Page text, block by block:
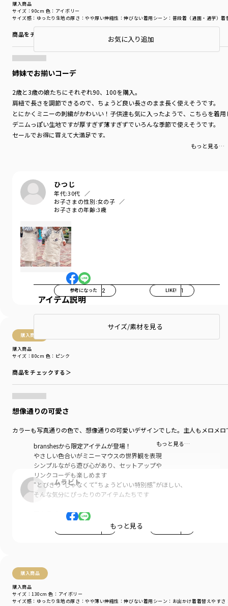
購入商品
サイズ感 ：ゆったり 生地の厚さ ：やや厚い伸縮性 ：伸びない着用シーン ：普段着（通園・通学）着
サイズ：90cm 色：アイボリー
商品をチェックする＞
姉妹でお揃いコーデ
2歳と3歳の娘たちにそれぞれ90、100を購入。
肩紐で長さを調節できるので、ちょうど良い長さのまま長く使えそうです。
とにかくミニーの刺繍がかわいい！子供達も気に入ったようで、こちらを着
デニムっぽい生地ですが厚すぎず薄すぎずでいろんな季節で使えそうです。
セールでお得に買えて大満足です。
もっと見る…
ひつじ
年代:30代
お子さまの性別:女の子
お子さまの年齢:3歳
参考になった 2 LIKE! 1
購入商品
購入商品
サイズ：80cm 色：ピンク
商品をチェックする＞
想像通りの可愛さ
カラーも写真通りの色で、想像通りの可愛いデザインでした。主人もメロメロ
もっと見る…
ムラビト
購入商品
購入商品
サイズ感 ：ゆったり 生地の厚さ ：やや薄い伸縮性 ：伸びない着用シーン ：お出かけ着着替えやすさ
サイズ：130cm 色：アイボリー
店頭在庫を確認するお気に入り追加
アイテム説明
サイズ/素材を見る
branshesから限定アイテムが登場！
やさしい色合いがミニーマウスの世界観を表現
シンプルながら遊び心があり、セットアップや
リンクコーデも楽しめます
“とびきり”じゃなくて“ちょうどいい特別感”がほしい、
そんな気分にぴったりのアイテムたちです
■商品ポイント
前ポケットにミニーマウスの刺繍をあしらった、
特別感のあるジャンパースカート
可愛さを引き立ててくれます
シンプルなデザインなので、インナーを選ばず
着回しやすいのも嬉しいポイント
もっと見る